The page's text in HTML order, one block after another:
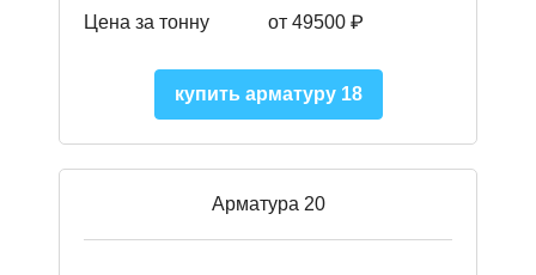
Цена за тонну от 49500 ₽
купить арматуру 18
Арматура 20